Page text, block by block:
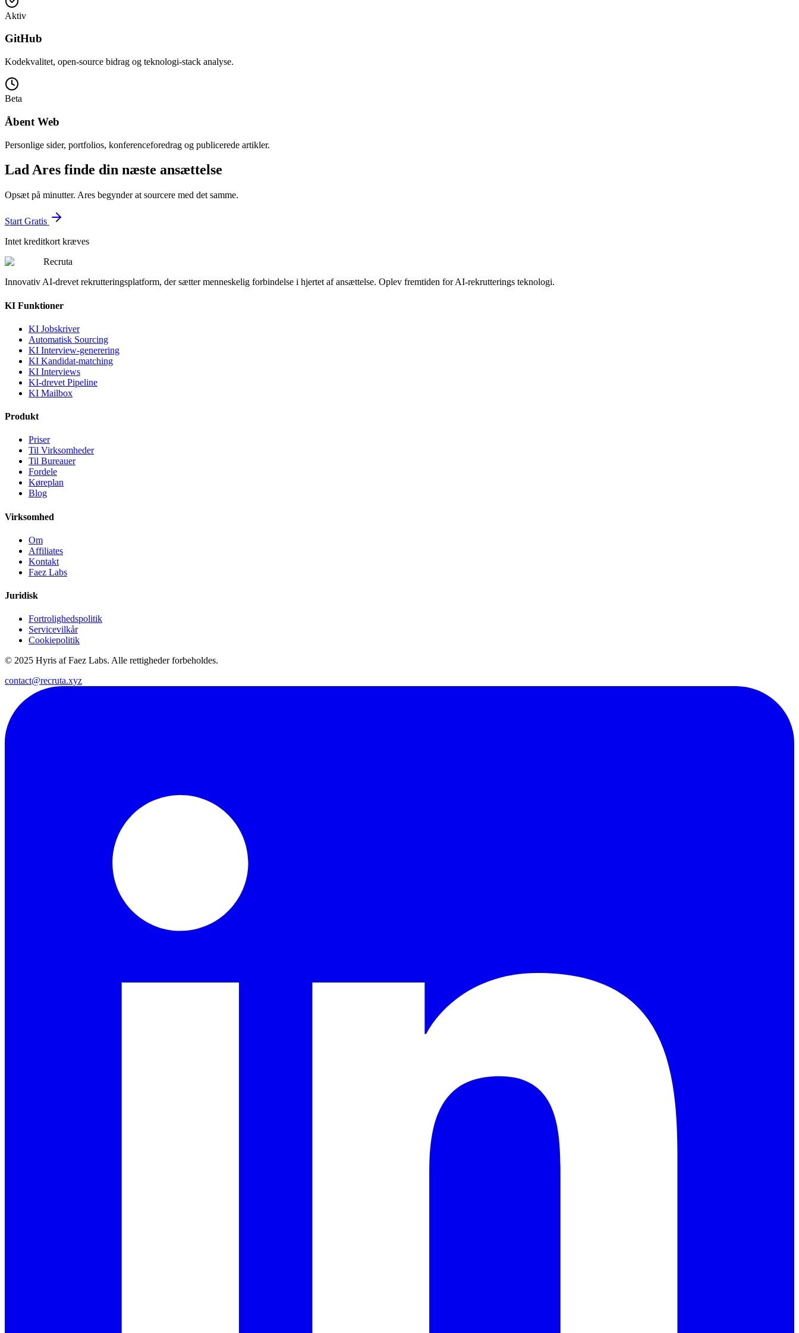
Aktiv
GitHub
Kodekvalitet, open-source bidrag og teknologi-stack analyse.
Beta
Åbent Web
Personlige sider, portfolios, konferenceforedrag og publicerede artikler.
Lad Ares finde din næste ansættelse
Opsæt på minutter. Ares begynder at sourcere med det samme.
Start Gratis
Intet kreditkort kræves
Recruta
Innovativ AI-drevet rekrutteringsplatform, der sætter menneskelig forbindelse i hjertet af ansættelse. Oplev fremtiden for AI-rekrutterings teknologi.
KI Funktioner
KI Jobskriver
Automatisk Sourcing
KI Interview-generering
KI Kandidat-matching
KI Interviews
KI-drevet Pipeline
KI Mailbox
Produkt
Priser
Til Virksomheder
Til Bureauer
Fordele
Køreplan
Blog
Virksomhed
Om
Affiliates
Kontakt
Faez Labs
Juridisk
Fortrolighedspolitik
Servicevilkår
Cookiepolitik
© 2025 Hyris af Faez Labs. Alle rettigheder forbeholdes.
contact@recruta.xyz